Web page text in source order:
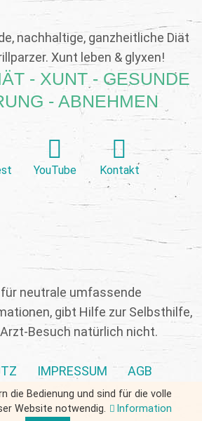
nachhaltige, ganzheitliche Diät
Xunt leben & glyxen!
- XUNT - GESUNDE
- ABNEHMEN
YouTube Kontakt
für neutrale umfassende
gibt Hilfe zur Selbsthilfe,
Besuch natürlich nicht.
IMPRESSUM AGB
die Bedienung und sind für die volle
Website notwendig.
Information